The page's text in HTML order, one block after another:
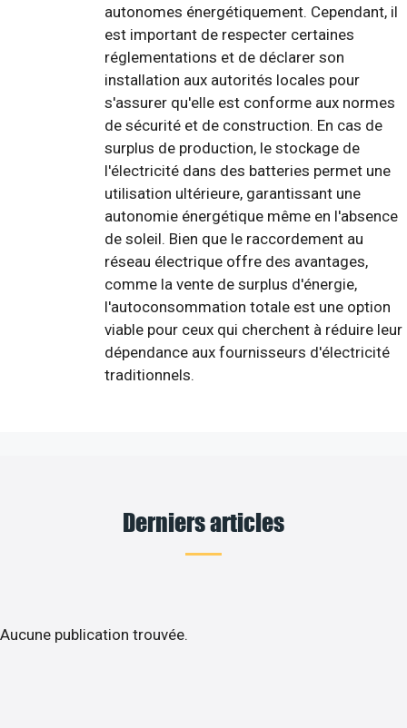
autonomes énergétiquement. Cependant, il
est important de respecter certaines
réglementations et de déclarer son
installation aux autorités locales pour
s'assurer qu'elle est conforme aux normes
de sécurité et de construction. En cas de
surplus de production, le stockage de
l'électricité dans des batteries permet une
utilisation ultérieure, garantissant une
autonomie énergétique même en l'absence
de soleil. Bien que le raccordement au
réseau électrique offre des avantages,
comme la vente de surplus d'énergie,
l'autoconsommation totale est une option
viable pour ceux qui cherchent à réduire leur
dépendance aux fournisseurs d'électricité
traditionnels.
Derniers articles
Aucune publication trouvée.